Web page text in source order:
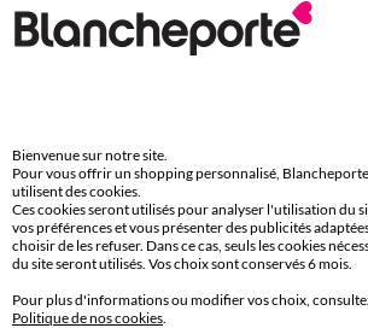
Bienvenue sur notre site.
Pour vous offrir un shopping personnalisé,
utilisent des cookies.
Ces cookies seront utilisés pour analyser l'utilisation du
vos préférences et vous présenter des publicités
choisir de les refuser. Dans ce cas, seuls les cookies
du site seront utilisés. Vos choix sont conservés 6 mois.
Pour plus d'informations ou modifier vos choix,
Politique de nos cookies